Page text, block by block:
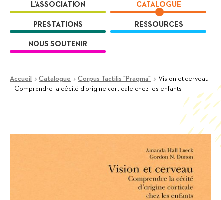
L’ASSOCIATION CATALOGUE
PRESTATIONS RESSOURCES
NOUS SOUTENIR
Accueil Catalogue Corpus Tactilis "Pragma"
Vision et cerveau
– Comprendre la cécité d’origine corticale chez les enfants